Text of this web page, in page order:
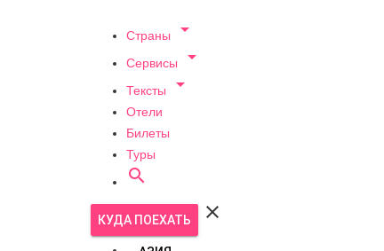
Страны 
Сервисы 
Тексты 
Отели
Билеты
Туры

КУДА ПОЕХАТЬ 